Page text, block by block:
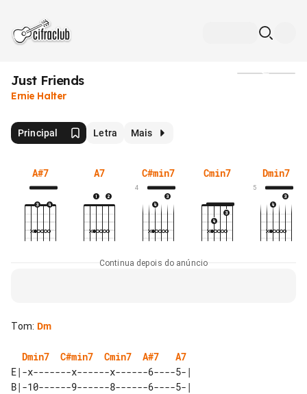
Just Friends
Ernie Halter
Principal Letra Mais
A#7 A7 C#min7
4
Cmin7 Dmin7
5
Continua depois do anúncio
Tom: Dm
Dmin7 C#min7 Cmin7 A#7
A7
E|-x-------x------x------6----5-|
B|-10------9------8------6----5-|